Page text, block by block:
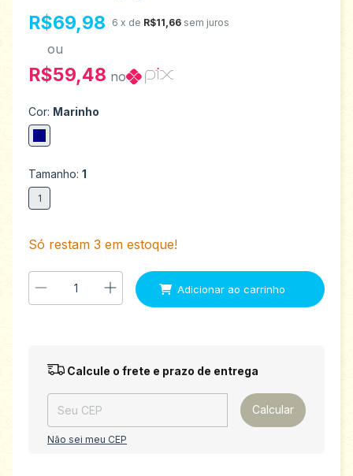
R$69,98 6 x de R$11,66 sem juros
ou
R$59,48 no
Cor: Marinho
Tamanho: 1
1
Só restam 3 em estoque!
Entregas para o CEP: Alterar CEP
Calcule o frete e prazo de entrega
Calcular
Não sei meu CEP